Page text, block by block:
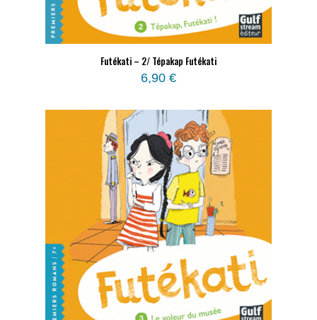
Futékati – 2/ Tépakap Futékati
6,90 €